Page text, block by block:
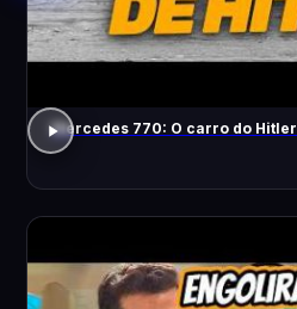
Mercedes 770: O carro do Hitler